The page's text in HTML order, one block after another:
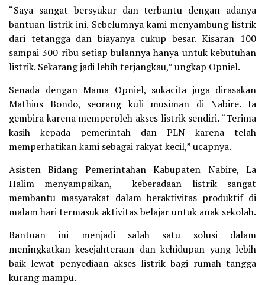
“Saya sangat bersyukur dan terbantu dengan adanya
bantuan listrik ini. Sebelumnya kami menyambung listrik
dari tetangga dan biayanya cukup besar. Kisaran 100
sampai 300 ribu setiap bulannya hanya untuk kebutuhan
listrik. Sekarang jadi lebih terjangkau,” ungkap Opniel.
Senada dengan Mama Opniel, sukacita juga dirasakan
Mathius Bondo, seorang kuli musiman di Nabire. Ia
gembira karena memperoleh akses listrik sendiri. “Terima
kasih kepada pemerintah dan PLN karena telah
memperhatikan kami sebagai rakyat kecil,” ucapnya.
Asisten Bidang Pemerintahan Kabupaten Nabire, La
Halim menyampaikan, keberadaan listrik sangat
membantu masyarakat dalam beraktivitas produktif di
malam hari termasuk aktivitas belajar untuk anak sekolah.
Bantuan ini menjadi salah satu solusi dalam
meningkatkan kesejahteraan dan kehidupan yang lebih
baik lewat penyediaan akses listrik bagi rumah tangga
kurang mampu.